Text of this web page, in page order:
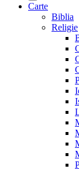
Carte
Biblia
Religie